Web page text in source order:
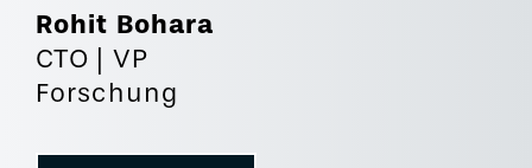
Rohit Bohara
CTO | VP
Forschung